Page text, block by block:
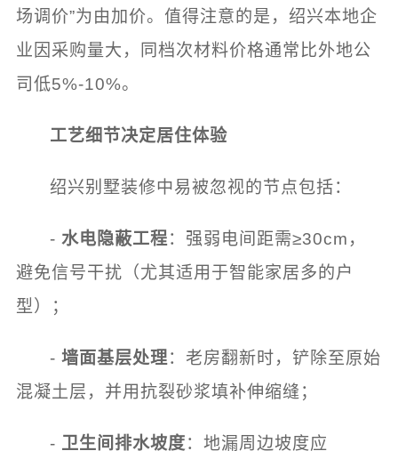
场调价”为由加价。值得注意的是，绍兴本地企
业因采购量大，同档次材料价格通常比外地公
司低5%-10%。
工艺细节决定居住体验
绍兴别墅装修中易被忽视的节点包括：
-水电隐蔽工程：强弱电间距需≥30cm，
避免信号干扰（尤其适用于智能家居多的户
型）；
-墙面基层处理：老房翻新时，铲除至原始
混凝土层，并用抗裂砂浆填补伸缩缝；
- 卫生间排水坡度：地漏周边坡度应